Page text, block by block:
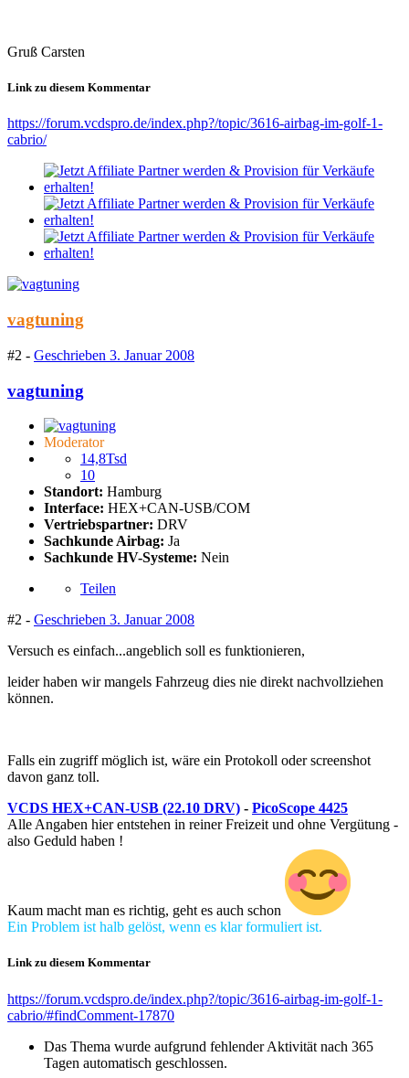
Gruß Carsten
Link zu diesem Kommentar
https://forum.vcdspro.de/index.php?/topic/3616-airbag-im-golf-1-
cabrio/
vagtuning
#2 - Geschrieben 3. Januar 2008
vagtuning
Moderator
14,8Tsd
10
Standort: Hamburg
Interface: HEX+CAN-USB/COM
Vertriebspartner: DRV
Sachkunde Airbag: Ja
Sachkunde HV-Systeme: Nein
Teilen
#2 - Geschrieben 3. Januar 2008
Versuch es einfach...angeblich soll es funktionieren,
leider haben wir mangels Fahrzeug dies nie direkt nachvollziehen
können.
Falls ein zugriff möglich ist, wäre ein Protokoll oder screenshot
davon ganz toll.
VCDS HEX+CAN-USB (22.10 DRV) - PicoScope 4425
Alle Angaben hier entstehen in reiner Freizeit und ohne Vergütung -
also Geduld haben !
Kaum macht man es richtig, geht es auch schon
Ein Problem ist halb gelöst, wenn es klar formuliert ist.
Link zu diesem Kommentar
https://forum.vcdspro.de/index.php?/topic/3616-airbag-im-golf-1-
cabrio/#findComment-17870
Das Thema wurde aufgrund fehlender Aktivität nach 365
Tagen automatisch geschlossen.